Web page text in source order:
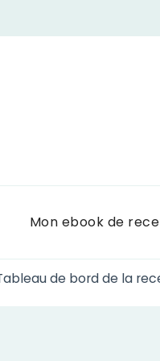
Mon ebook de
de bord de la